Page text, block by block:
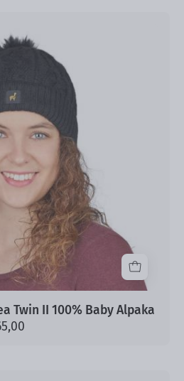
Mütze
Andrea
100%
Baby
Alpaka
Zopfmuster
Twin II 100% Baby Alpaka